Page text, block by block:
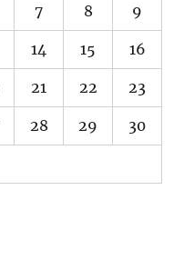
7 8 9
14 15 16
21 22 23
28 29 30